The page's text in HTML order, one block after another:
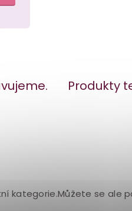
kategorie.
Produkty
Můžete se ale